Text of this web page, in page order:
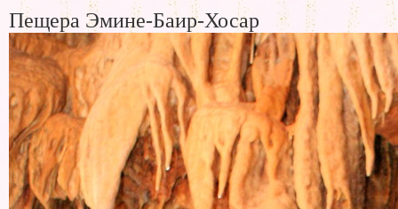
Пещера Эмине-Баир-Хосар